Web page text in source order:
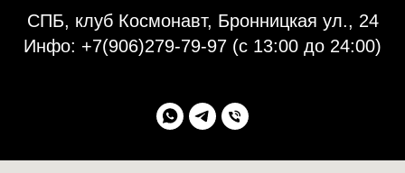
СПБ, клуб Космонавт, Бронницкая ул., 24
Инфо: +7(906)279-79-97 (с 13:00 до 24:00)